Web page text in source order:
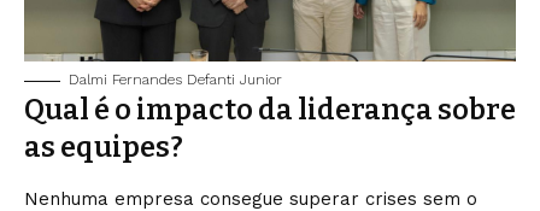
Dalmi Fernandes Defanti Junior
Qual é o impacto da liderança sobre
as equipes?
Nenhuma empresa consegue superar crises sem o